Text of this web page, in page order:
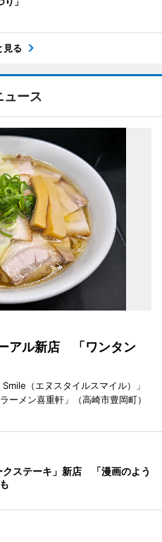
見る
ュース
アル新店 「ワンタン
（エヌスタイルスマイル）」
ーメン喜重軒」（高崎市豊岡町）
クステーキ」新店 「漫画のよう